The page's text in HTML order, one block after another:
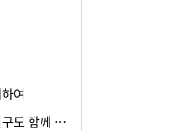
여
가도 되나요?